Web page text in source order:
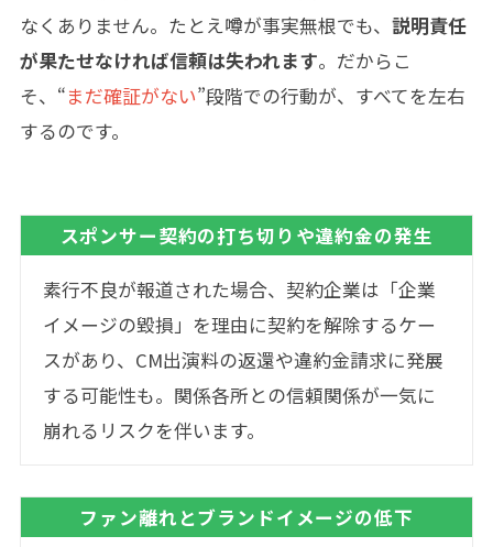
なくありません。たとえ噂が事実無根でも、 説明責任
が果たせなければ信頼は失われます。だからこ
そ、“まだ確証がない”段階での行動が、すべてを左右
するのです。
スポンサー契約の打ち切りや違約金の発生
素行不良が報道された場合、契約企業は「企業
イメージの毀損」を理由に契約を解除するケー
スがあり、CM出演料の返還や違約金請求に発展
する可能性も。関係各所との信頼関係が一気に
崩れるリスクを伴います。
ファン離れとブランドイメージの低下